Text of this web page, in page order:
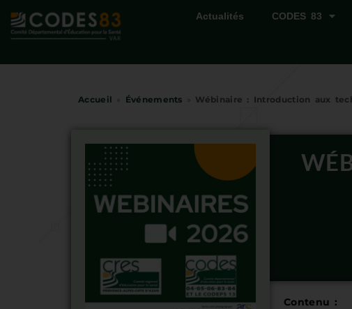
Actualités CODES 83
Accueil Événements Wébinaire : Introduction aux
Contenu :